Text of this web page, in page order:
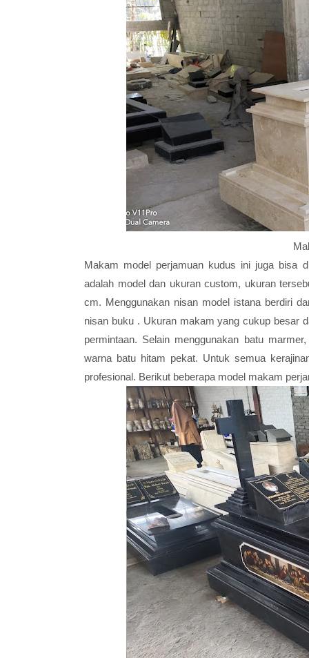
Makam model perjamuan kudus ini juga bisa
adalah model dan ukuran custom, ukuran
cm. Menggunakan nisan model istana berdiri
nisan buku . Ukuran makam yang cukup besar
permintaan. Selain menggunakan batu
warna batu hitam pekat. Untuk semua
profesional. Berikut beberapa model makam